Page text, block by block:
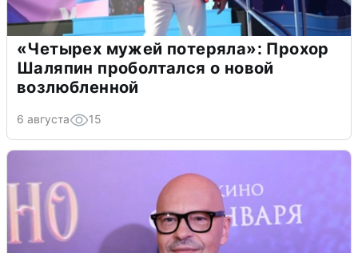
«Четырех мужей потеряла»: Прохор
Шаляпин проболтался о новой
возлюбленной
6 августа 15